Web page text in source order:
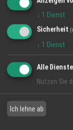
Auf
oder
die
Zeit für den
↓ 1 Dienst
Sicherheit
↓ 1 Dienst
Alle
Nutzen Sie
Ich lehne ab